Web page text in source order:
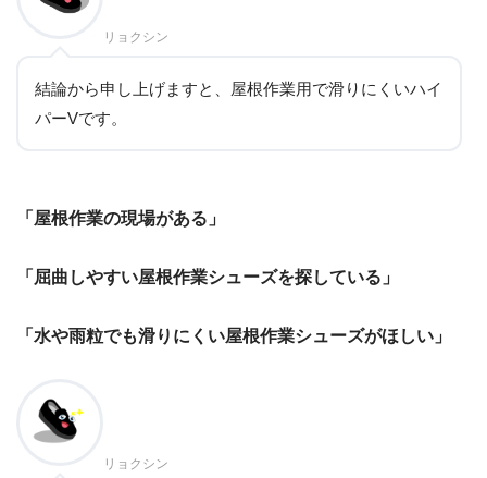
リョクシン
結論から申し上げますと、屋根作業用で滑りにくいハイ
パーVです。
「屋根作業の現場がある」
「屈曲しやすい屋根作業シューズを探している」
「水や雨粒でも滑りにくい屋根作業シューズがほしい」
リョクシン